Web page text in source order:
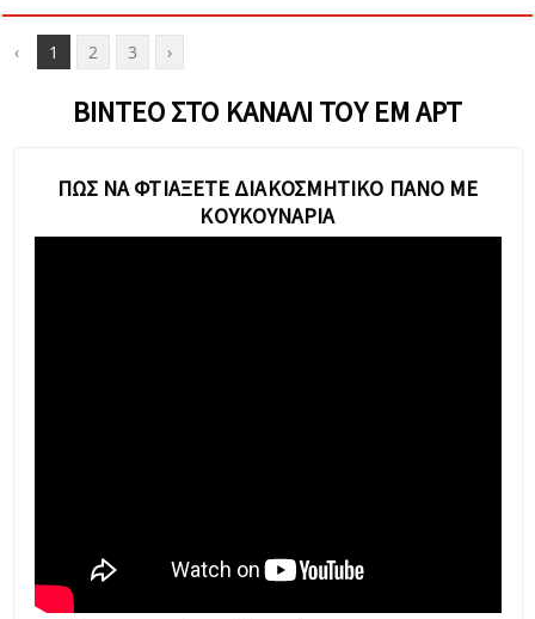
‹ 1 2 3 ›
ΒΊΝΤΕΟ ΣΤΟ ΚΑΝΆΛΙ ΤΟΥ ΕΜ ΑΡΤ
ΠΏΣ ΝΑ ΦΤΙΆΞΕΤΕ ΔΙΑΚΟΣΜΗΤΙΚΌ ΠΑΝΌ ΜΕ
ΚΟΥΚΟΥΝΆΡΙΑ